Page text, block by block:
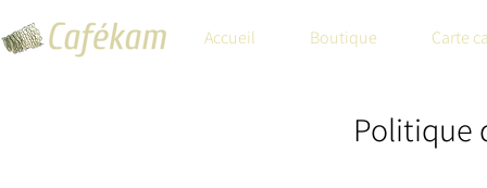
Accueil Boutique Carte
Politique